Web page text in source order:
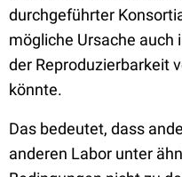
durchgeführter
mögliche Ursache auch
der Reproduzierbarkeit
könnte.
Das bedeutet, dass
anderen Labor unter